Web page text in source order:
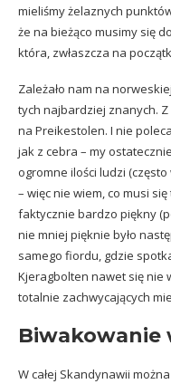
mieliśmy żelaznych
że na bieżąco musimy się
która, zwłaszcza na
Zależało nam na
tych najbardziej znanych.
na Preikestolen. I nie
jak z cebra – my
ogromne ilości ludzi
– więc nie wiem, co musi
faktycznie bardzo piękny
nie mniej pięknie było
samego fiordu, gdzie
Kjeragbolten nawet się nie
totalnie zachwycających
Biwakowanie
W całej Skandynawii